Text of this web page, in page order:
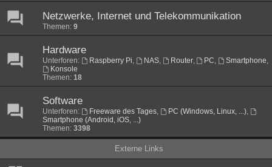
Netzwerke, Internet und Telekommunikation
Themen: 9
Hardware
Unterforen: Raspberry Pi, NAS, Router, PC, Smartphone,
Konsole
Themen: 18
Software
Unterforen: Freeware des Tages, PC (Windows, Linux, ...),
Smartphone (Android, iOS, ...)
Themen: 3398
Externe Links